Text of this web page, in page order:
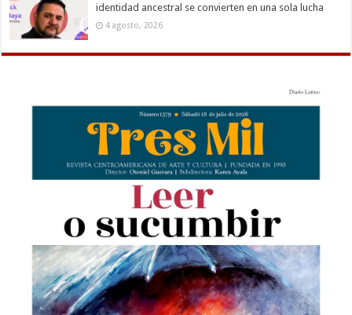
identidad ancestral se convierten en una sola lucha
4 agosto, 2026